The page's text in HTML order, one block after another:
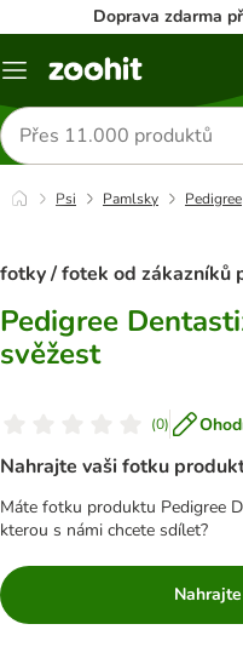
Doprava zdarma
Menu
Hledat
produkty
Psi Pamlsky Pedigree
fotky / fotek od zákazníků
Pedigree
svěžest
(0)
Nahrajte vaši fotku
Máte fotku produktu Pedigree
kterou s námi chcete sdílet?